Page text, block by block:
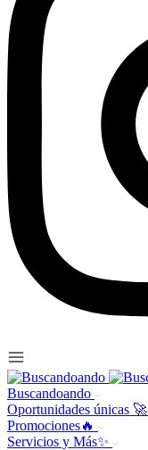
Buscandoando
Oportunidades únicas 🚀
Promociones🔥
Servicios y Más✨